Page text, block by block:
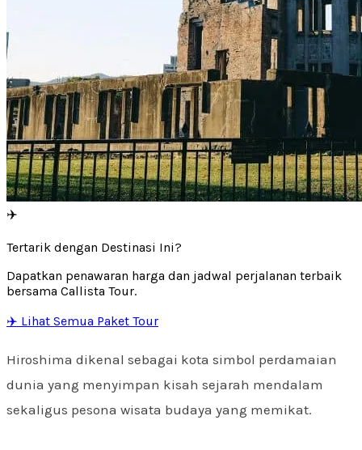
✈️
Tertarik dengan Destinasi Ini?
Dapatkan penawaran harga dan jadwal perjalanan terbaik
bersama Callista Tour.
✈️ Lihat Semua Paket Tour
Hiroshima dikenal sebagai kota simbol perdamaian
dunia yang menyimpan kisah sejarah mendalam
sekaligus pesona wisata budaya yang memikat.